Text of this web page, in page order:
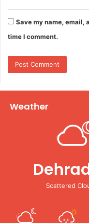
Save my name, email,
time I comment.
Weather
Scattered